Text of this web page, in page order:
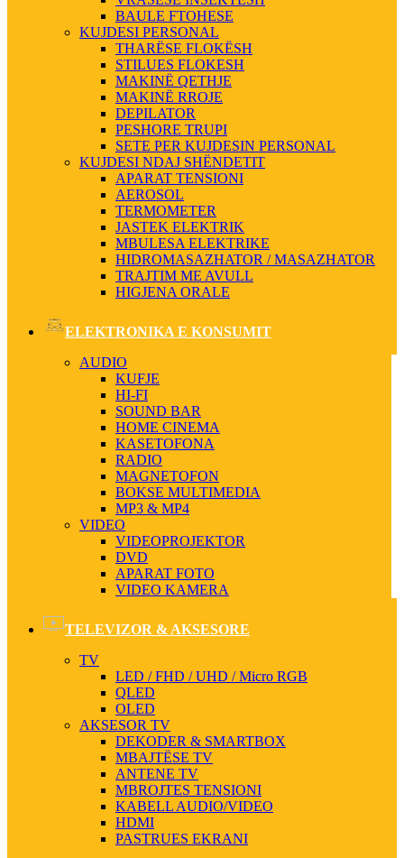
BAULE FTOHESE
KUJDESI PERSONAL
THARËSE FLOKËSH
STILUES FLOKESH
MAKINË QETHJE
MAKINË RROJE
DEPILATOR
PESHORE TRUPI
SETE PER KUJDESIN PERSONAL
KUJDESI NDAJ SHËNDETIT
APARAT TENSIONI
AEROSOL
TERMOMETER
JASTEK ELEKTRIK
MBULESA ELEKTRIKE
HIDROMASAZHATOR / MASAZHATOR
TRAJTIM ME AVULL
HIGJENA ORALE
ELEKTRONIKA E KONSUMIT
AUDIO
KUFJE
HI-FI
SOUND BAR
HOME CINEMA
KASETOFONA
RADIO
MAGNETOFON
BOKSE MULTIMEDIA
MP3 & MP4
VIDEO
VIDEOPROJEKTOR
DVD
APARAT FOTO
VIDEO KAMERA
TELEVIZOR & AKSESORE
TV
LED / FHD / UHD / Micro RGB
QLED
OLED
AKSESOR TV
DEKODER & SMARTBOX
MBAJTËSE TV
ANTENE TV
MBROJTES TENSIONI
KABELL AUDIO/VIDEO
HDMI
PASTRUES EKRANI